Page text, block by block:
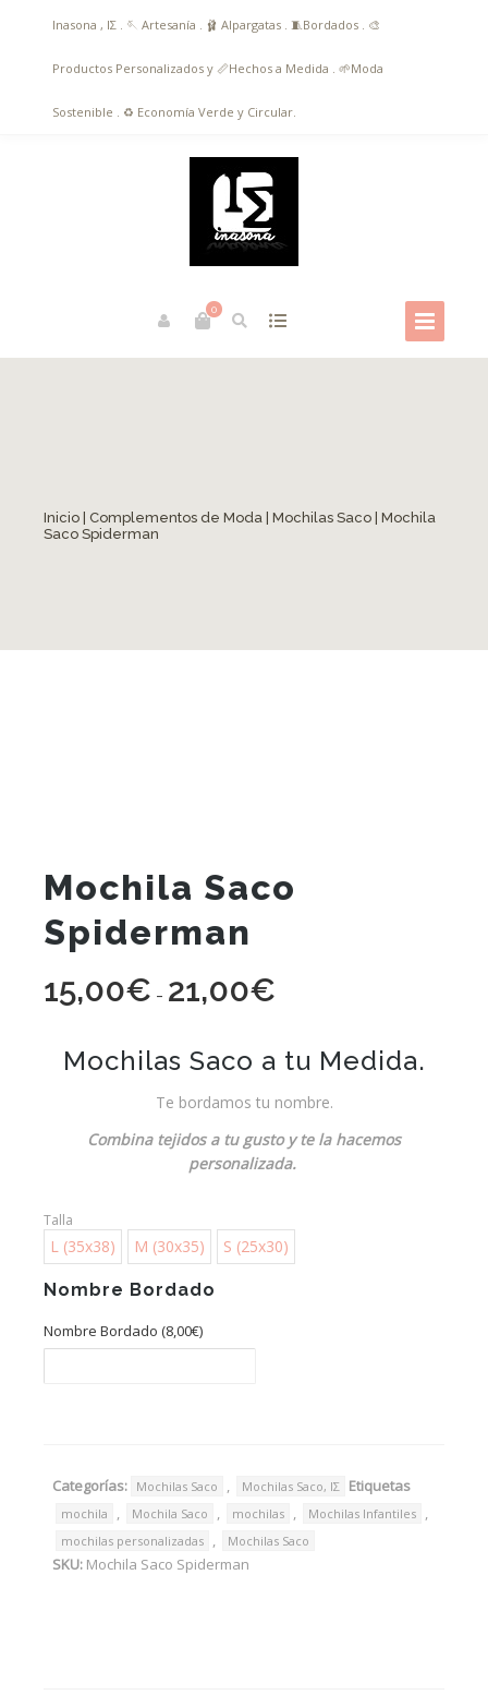
Inasona , ΙΣ . 🪡 Artesanía . 🩰 Alpargatas . 🧵Bordados . 🎨
Productos Personalizados y 📏Hechos a Medida . 🌱Moda
Sostenible . ♻️ Economía Verde y Circular.
0
Inicio Complementos de Moda Mochilas Saco | Mochila
Saco Spiderman
Mochila Saco
Spiderman
15,00€ - 21,00€
desde
15,00€
hasta
21,00€
Mochilas Saco a tu Medida.
Te bordamos tu nombre.
Combina tejidos a tu gusto y te la hacemos
personalizada.
Talla
L (35x38) M (30x35) S (25x30)
Nombre Bordado
Nombre Bordado (8,00€)
Categorías: Mochilas Saco , Mochilas Saco, ΙΣ Etiquetas
mochila , Mochila Saco , mochilas , Mochilas Infantiles ,
mochilas personalizadas , Mochilas Saco
SKU: Mochila Saco Spiderman